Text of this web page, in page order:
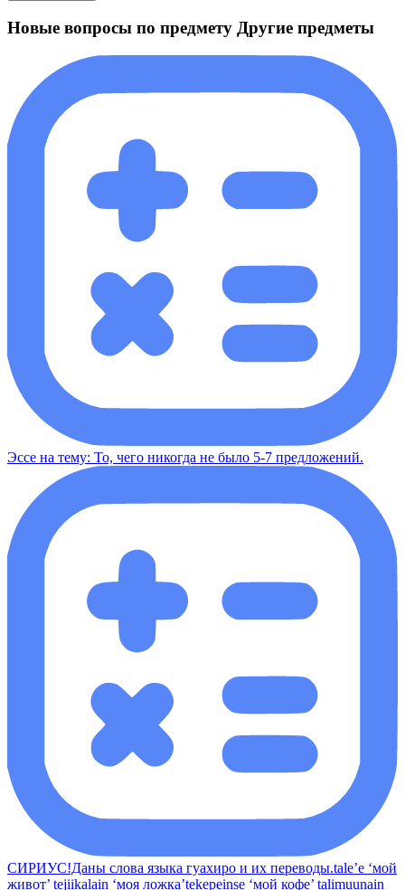
Новые вопросы по предмету Другие предметы
Эссе на тему: То, чего никогда не было 5-7 предложений.
СИРИУС!Даны слова языка гуахиро и их переводы.tale’e ‘мой
живот’ tejiikalain ‘моя ложка’tekepeinse ‘мой кофе’ talimuunain